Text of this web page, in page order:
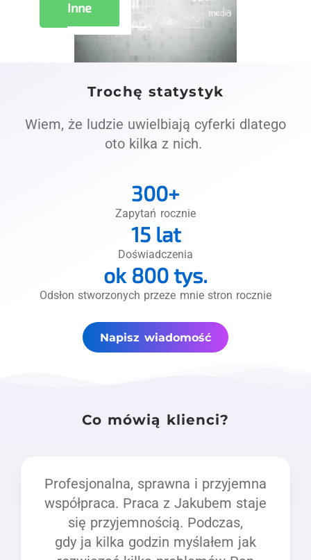
Inne
Trochę statystyk
Wiem, że ludzie uwielbiają cyferki dlatego
oto kilka z nich.
Zapytań rocznie
300+
Doświadczenia
15 lat
Odsłon stworzonych przeze mnie stron rocznie
ok 800 tys.
Napisz wiadomość
Co mówią klienci?
Profesjonalna, sprawna i przyjemna
współpraca. Praca z Jakubem staje
się przyjemnością. Podczas,
gdy ja kilka godzin myślałem jak